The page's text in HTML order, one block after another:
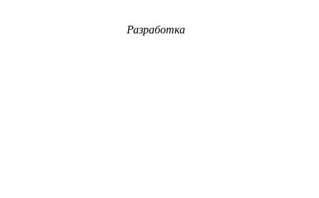
Разработка